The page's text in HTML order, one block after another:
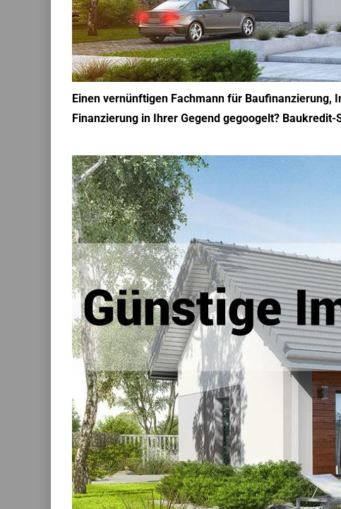
Einen vernünftigen Fachmann für Baufinanzierung,
Finanzierung in Ihrer Gegend gegoogelt?